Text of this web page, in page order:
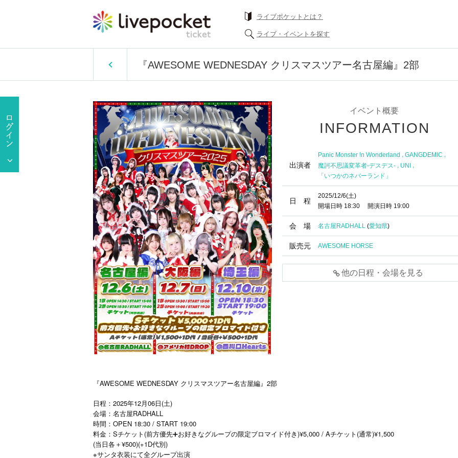
ライブポケットとは？
ライブ・イベントを探す
『AWESOME WEDNESDAY クリスマスツアー名古屋編』2部
イベント概要
INFORMATION
出演者
Panic Monster !n Wonderland , GANGDEMIC ,
魔訶不思議変革者-デスデス- , UNI ,
「いつかのネバーランド」
日 程
2025/12/6(土)
開場日時 18:30 開演日時 19:00
会 場 名古屋RADHALL (愛知県)
販売元 AWESOME HORSE
他の日程・会場を見る
『AWESOME WEDNESDAY クリスマスツアー名古屋編』2部
日程：2025年12月06日(土)
会場：名古屋RADHALL
時間：OPEN 18:30 / START 19:00
料金：Sチケット(前方優先➕お好きなグループの限定ブロマイド付き)¥5,000 / Aチケット(通常)¥1,500
(当日各＋¥500)(+1D代別)
※サンタ衣装にて全グループ出演